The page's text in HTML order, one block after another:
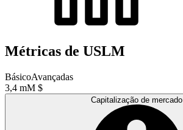
Métricas de USLM
BásicoAvançadas
3,4 mM $
Capitalização de mercado